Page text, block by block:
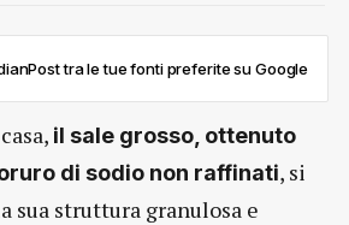
tra le tue fonti preferite su Google
il sale grosso, ottenuto
di sodio non raffinati, si
sua struttura granulosa e